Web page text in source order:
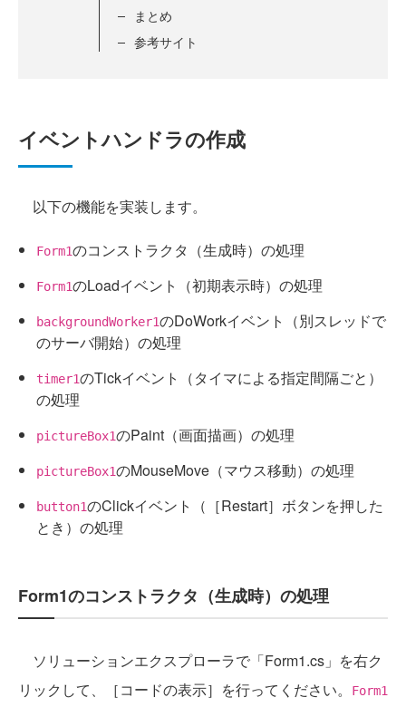
まとめ
参考サイト
イベントハンドラの作成
以下の機能を実装します。
Form1のコンストラクタ（生成時）の処理
Form1のLoadイベント（初期表示時）の処理
backgroundWorker1のDoWorkイベント（別スレッドで
のサーバ開始）の処理
timer1のTickイベント（タイマによる指定間隔ごと）
の処理
pictureBox1のPaint（画面描画）の処理
pictureBox1のMouseMove（マウス移動）の処理
button1のClickイベント（［Restart］ボタンを押した
とき）の処理
Form1のコンストラクタ（生成時）の処理
ソリューションエクスプローラで「Form1.cs」を右ク
リックして、［コードの表示］を行ってください。
Form1